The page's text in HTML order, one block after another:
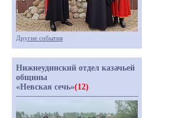
Другие события
Нижнеудинский отдел казачьей
общины
«Невская сечь»(12)